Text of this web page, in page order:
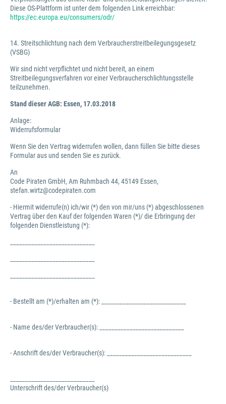
Diese OS-Plattform ist unter dem folgenden Link erreichbar:
https://ec.europa.eu/consumers/odr/
14. Streitschlichtung nach dem Verbraucherstreitbeilegungsgesetz
(VSBG)
Wir sind nicht verpflichtet und nicht bereit, an einem
Streitbeilegungsverfahren vor einer Verbraucherschlichtungsstelle
teilzunehmen.
Stand dieser AGB: Essen, 17.03.2018
Anlage:
Widerrufsformular
Wenn Sie den Vertrag widerrufen wollen, dann füllen Sie bitte dieses
Formular aus und senden Sie es zurück.
An
Code Piraten GmbH, Am Ruhmbach 44, 45149 Essen,
stefan.wirtz@codepiraten.com
- Hiermit widerrufe(n) ich/wir (*) den von mir/uns (*) abgeschlossenen
Vertrag über den Kauf der folgenden Waren (*)/ die Erbringung der
folgenden Dienstleistung (*):
- Bestellt am (*)/erhalten am (*): ____________________________
- Name des/der Verbraucher(s): ____________________________
- Anschrift des/der Verbraucher(s): ____________________________
Unterschrift des/der Verbraucher(s)